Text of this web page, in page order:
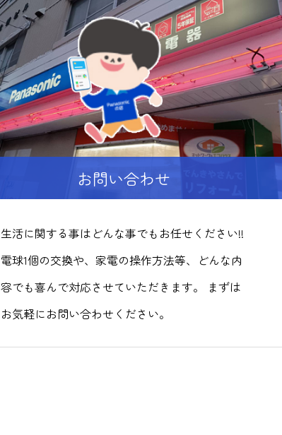
お問い合わせ
生活に関する事はどんな事でもお任せください!!
電球1個の交換や、家電の操作方法等、どんな内
容でも喜んで対応させていただきます。 まずは
お気軽にお問い合わせください。